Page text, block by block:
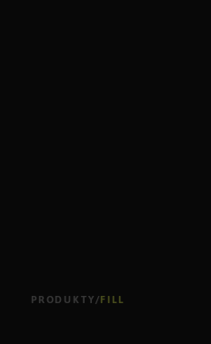
PRODUKTY/FILL